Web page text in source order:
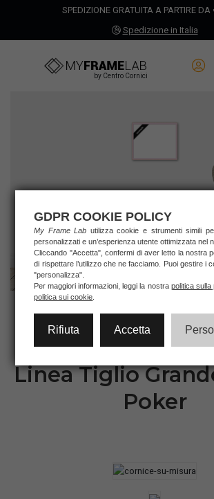
SPEDIZIONE GRATUITA A PARTIRE DA
Spedizione in Italia
by Centro Cornici
CONFIGURA CORNICE
Linea Tiglio
Poker
GDPR COOKIE POLICY
My Frame Lab utilizza cookie e strumenti simili
personalizzati e un’esperienza utente ottimizzata nel
Cliccando "Accetta", confermi di aver letto la nostra
di rispettare l’utilizzo che ne facciamo. Puoi gestire i
"personalizza".
Per maggiori informazioni, leggi la nostra politica sulla
politica sui cookie
Rifiuta Accetta